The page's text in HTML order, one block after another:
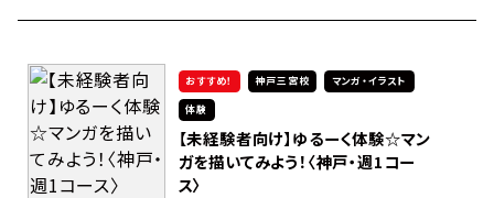
おすすめ！ 神戸三宮校
マンガ・イラスト
体験
【未経験者向け】ゆるーく体験☆マン
ガを描いてみよう！〈神戸・週1コー
ス〉